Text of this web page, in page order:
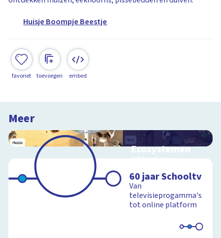
Huisje Boompje Beestje
favoriet toevoegen embed
Meer
Ecosystemen
Interactieve
Veluwe
60 jaar Schooltv
Van
televisieprogamma's
tot online platform